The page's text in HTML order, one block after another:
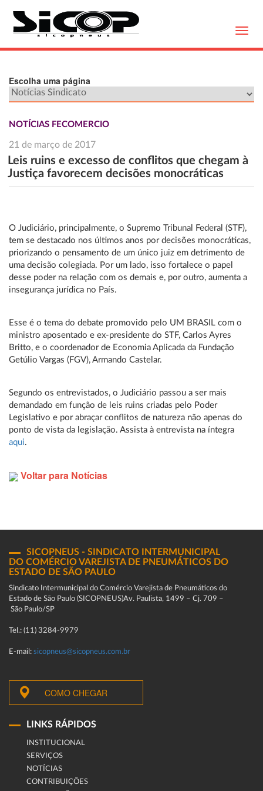
Escolha uma página
NOTÍCIAS FECOMERCIO
21 de março de 2017
Leis ruins e excesso de conflitos que chegam à
Justiça favorecem decisões monocráticas
O Judiciário, principalmente, o Supremo Tribunal Federal (STF),
tem se destacado nos últimos anos por decisões monocráticas,
priorizando o pensamento de um único juiz em detrimento de
uma decisão colegiada. Por um lado, isso fortalece o papel
desse poder na relação com os demais e, por outro, aumenta a
insegurança jurídica no País.
Esse é o tema do debate promovido pelo UM BRASIL com o
ministro aposentado e ex-presidente do STF, Carlos Ayres
Britto, e o coordenador de Economia Aplicada da Fundação
Getúlio Vargas (FGV), Armando Castelar.
Segundo os entrevistados, o Judiciário passou a ser mais
demandado em função de leis ruins criadas pelo Poder
Legislativo e por abraçar conflitos de natureza não apenas do
ponto de vista da legislação. Assista à entrevista na íntegra
aqui.
Voltar para Notícias
SICOPNEUS - SINDICATO INTERMUNICIPAL
DO COMÉRCIO VAREJISTA DE PNEUMÁTICOS DO
ESTADO DE SÃO PAULO
Sindicato Intermunicipal do Comércio Varejista de Pneumáticos do
Estado de São Paulo (SICOPNEUS)Av. Paulista, 1499 – Cj. 709 –
São Paulo/SP
Tel.: (11) 3284-9979
E-mail: sicopneus@sicopneus.com.br
COMO CHEGAR
LINKS RÁPIDOS
INSTITUCIONAL
SERVIÇOS
NOTÍCIAS
CONTRIBUIÇÕES